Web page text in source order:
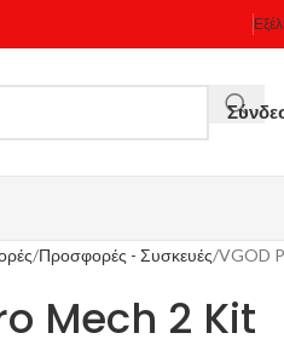
Προσφορές - Συσκευές VGOD
Mech 2 Kit